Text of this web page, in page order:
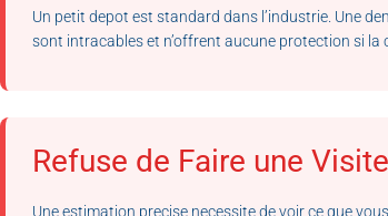
Un petit depot est standard dans l’industrie. Une
sont intracables et n’offrent aucune protection si la
Refuse de Faire une
Une estimation precise necessite de voir ce que